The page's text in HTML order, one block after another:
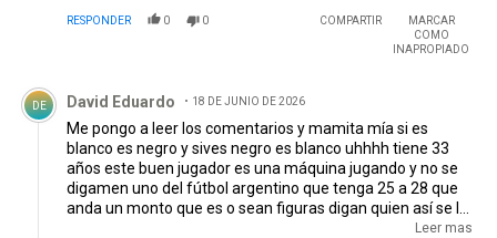
RESPONDER 0 0 COMPARTIR
MARCAR
COMO
INAPROPIADO
Comentario de David Eduardo .
DE David Eduardo 18 DE JUNIO DE 2026
Me pongo a leer los comentarios y mamita mía si es
blanco es negro y sives negro es blanco uhhhh tiene 33
años este buen jugador es una máquina jugando y no se
digamen uno del fútbol argentino que tenga 25 a 28 que
anda un monto que es o sean figuras digan quien así se lo
compran y si hay uno Uds creen que el lo venderá paraLeer mas